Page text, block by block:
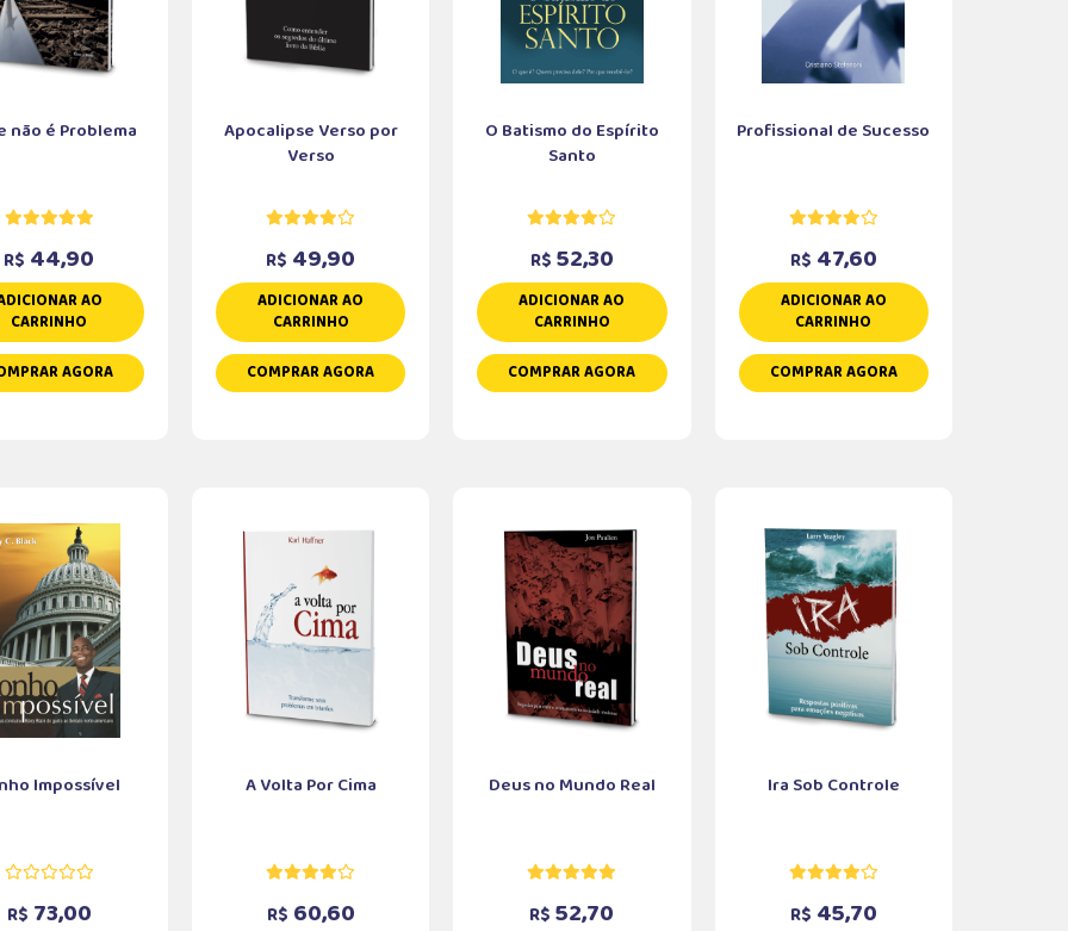
não é Problema
R$ 44,90
AO
CARRINHO
AGORA
Apocalipse Verso por
Verso
R$ 49,90
ADICIONAR AO
CARRINHO
COMPRAR AGORA
O Batismo do Espírito
Santo
R$ 52,30
ADICIONAR AO
CARRINHO
COMPRAR AGORA
Profissional de Sucesso
R$ 47,60
ADICIONAR AO
CARRINHO
COMPRAR AGORA
Impossível
R$ 73,00
A Volta Por Cima
R$ 60,60
Deus no Mundo Real
R$ 52,70
Ira Sob Controle
R$ 45,70